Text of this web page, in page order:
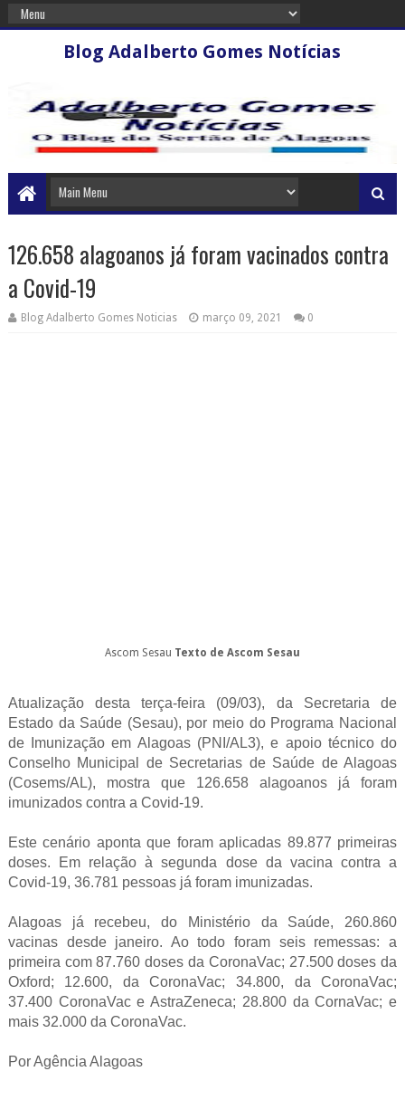
Blog Adalberto Gomes Notícias
126.658 alagoanos já foram vacinados contra
a Covid-19
Blog Adalberto Gomes Noticias março 09, 2021 0
Ascom Sesau Texto de Ascom Sesau
Atualização desta terça-feira (09/03), da Secretaria de
Estado da Saúde (Sesau), por meio do Programa Nacional
de Imunização em Alagoas (PNI/AL3), e apoio técnico do
Conselho Municipal de Secretarias de Saúde de Alagoas
(Cosems/AL), mostra que 126.658 alagoanos já foram
imunizados contra a Covid-19.
Este cenário aponta que foram aplicadas 89.877 primeiras
doses. Em relação à segunda dose da vacina contra a
Covid-19, 36.781 pessoas já foram imunizadas.
Alagoas já recebeu, do Ministério da Saúde, 260.860
vacinas desde janeiro. Ao todo foram seis remessas: a
primeira com 87.760 doses da CoronaVac; 27.500 doses da
Oxford; 12.600, da CoronaVac; 34.800, da CoronaVac;
37.400 CoronaVac e AstraZeneca; 28.800 da CornaVac; e
mais 32.000 da CoronaVac.
Por Agência Alagoas